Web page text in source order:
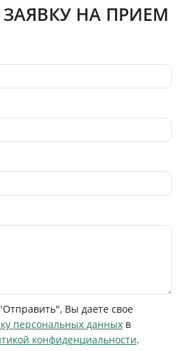
НА ПРИЕМ
Вы даете свое
персональных данных в
конфиденциальности.